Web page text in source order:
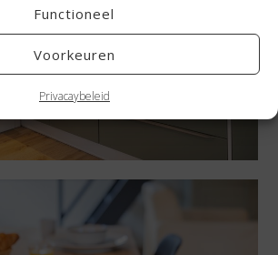
Functioneel
Voorkeuren
Privacaybeleid